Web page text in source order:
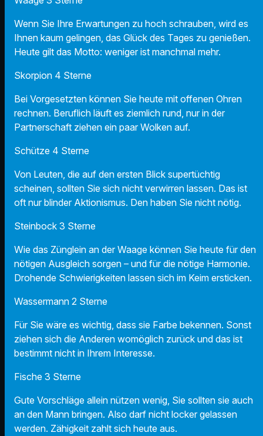
Wenn Sie Ihre Erwartungen zu hoch schrauben, wird es
Ihnen kaum gelingen, das Glück des Tages zu genießen.
Heute gilt das Motto: weniger ist manchmal mehr.
Skorpion 4 Sterne
Bei Vorgesetzten können Sie heute mit offenen Ohren
rechnen. Beruflich läuft es ziemlich rund, nur in der
Partnerschaft ziehen ein paar Wolken auf.
Schütze 4 Sterne
Von Leuten, die auf den ersten Blick supertüchtig
scheinen, sollten Sie sich nicht verwirren lassen. Das ist
oft nur blinder Aktionismus. Den haben Sie nicht nötig.
Steinbock 3 Sterne
Wie das Zünglein an der Waage können Sie heute für den
nötigen Ausgleich sorgen – und für die nötige Harmonie.
Drohende Schwierigkeiten lassen sich im Keim ersticken.
Wassermann 2 Sterne
Für Sie wäre es wichtig, dass sie Farbe bekennen. Sonst
ziehen sich die Anderen womöglich zurück und das ist
bestimmt nicht in Ihrem Interesse.
Fische 3 Sterne
Gute Vorschläge allein nützen wenig, Sie sollten sie auch
an den Mann bringen. Also darf nicht locker gelassen
werden. Zähigkeit zahlt sich heute aus.